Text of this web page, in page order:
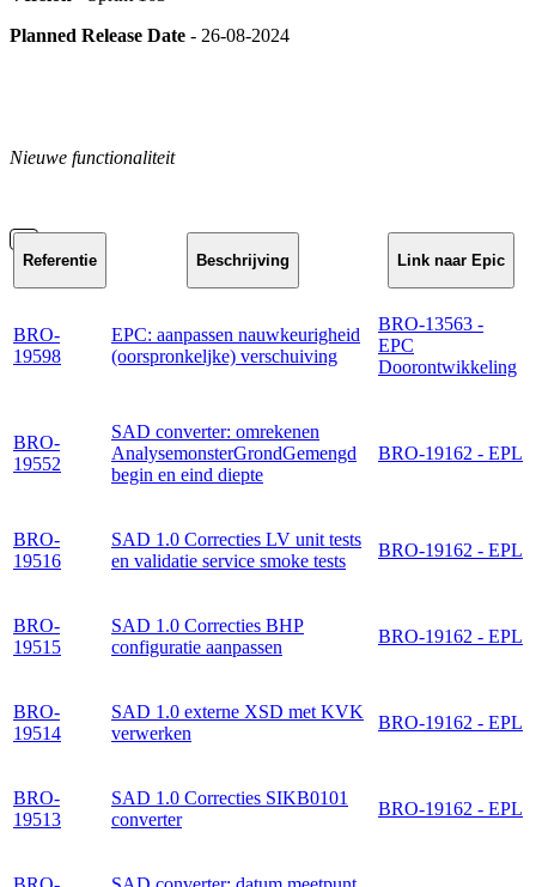
Planned Release Date - 26-08-2024
Nieuwe functionaliteit
Referentie Beschrijving Link naar Epic
BRO-
19598
EPC: aanpassen nauwkeurigheid
(oorspronkeljke) verschuiving
BRO-13563 -
EPC
Doorontwikkeling
BRO-
19552
SAD converter: omrekenen
AnalysemonsterGrondGemengd
begin en eind diepte
BRO-19162 - EPL
BRO-
19516
SAD 1.0 Correcties LV unit tests
en validatie service smoke tests
BRO-19162 - EPL
BRO-
19515
SAD 1.0 Correcties BHP
configuratie aanpassen
BRO-19162 - EPL
BRO-
19514
SAD 1.0 externe XSD met KVK
verwerken
BRO-19162 - EPL
BRO-
19513
SAD 1.0 Correcties SIKB0101
converter
BRO-19162 - EPL